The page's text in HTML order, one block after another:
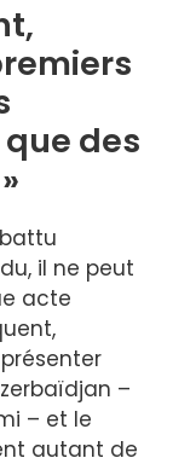
des
il ne peut
acte
–
– et le
autant de